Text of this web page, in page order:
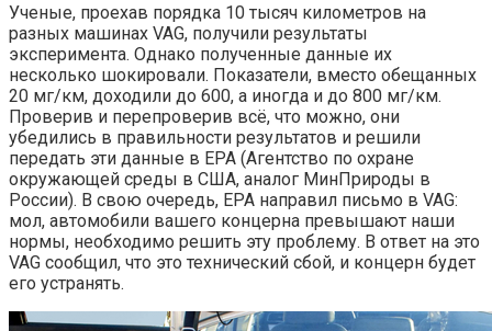
Ученые, проехав порядка 10 тысяч километров на
разных машинах VAG, получили результаты
эксперимента. Однако полученные данные их
несколько шокировали. Показатели, вместо обещанных
20 мг/км, доходили до 600, а иногда и до 800 мг/км.
Проверив и перепроверив всё, что можно, они
убедились в правильности результатов и решили
передать эти данные в EPA (Агентство по охране
окружающей среды в США, аналог МинПрироды в
России). В свою очередь, EPA направил письмо в VAG:
мол, автомобили вашего концерна превышают наши
нормы, необходимо решить эту проблему. В ответ на это
VAG сообщил, что это технический сбой, и концерн будет
его устранять.